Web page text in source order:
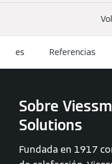
es Referencias
Sobre
Solutions
Fundada en 1917